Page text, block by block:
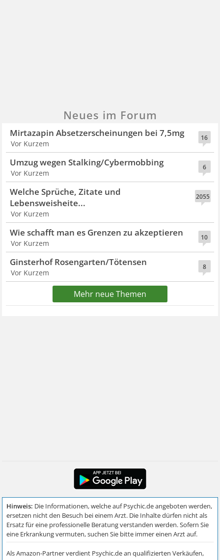
Neues im Forum
16
Mirtazapin Absetzerscheinungen bei 7,5mg
Vor Kurzem
6
Umzug wegen Stalking/Cybermobbing
Vor Kurzem
2055
Welche Sprüche, Zitate und
Lebensweisheite...
Vor Kurzem
10
Wie schafft man es Grenzen zu akzeptieren
Vor Kurzem
8
Ginsterhof Rosengarten/Tötensen
Vor Kurzem
Mehr neue Themen